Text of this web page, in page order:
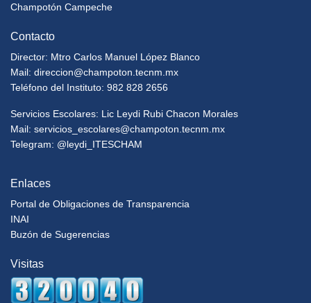
Champotón Campeche
Contacto
Director: Mtro Carlos Manuel López Blanco
Mail: direccion@champoton.tecnm.mx
Teléfono del Instituto: 982 828 2656
Servicios Escolares: Lic Leydi Rubi Chacon Morales
Mail: servicios_escolares@champoton.tecnm.mx
Telegram: @leydi_ITESCHAM
Enlaces
Portal de Obligaciones de Transparencia
INAI
Buzón de Sugerencias
Visitas